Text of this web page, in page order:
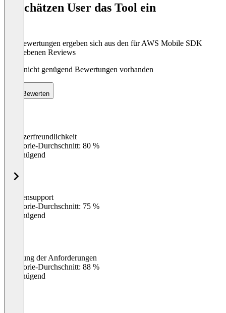
So schätzen User das Tool ein
Die Bewertungen ergeben sich aus den für AWS Mobile SDK
abgegebenen Reviews
Noch nicht genügend Bewertungen vorhanden
Bewerten
Benutzerfreundlichkeit
Kategorie-Durchschnitt: 80 %
Ungenügend
Kundensupport
Kategorie-Durchschnitt: 75 %
Ungenügend
Erfüllung der Anforderungen
Kategorie-Durchschnitt: 88 %
Ungenügend